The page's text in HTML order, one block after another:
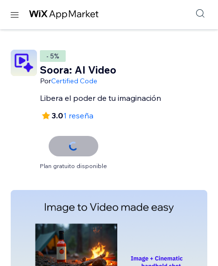
- 5%
Soora: AI Video
PorCertified Code
Libera el poder de tu imaginación
3.01 reseña
Plan gratuito disponible